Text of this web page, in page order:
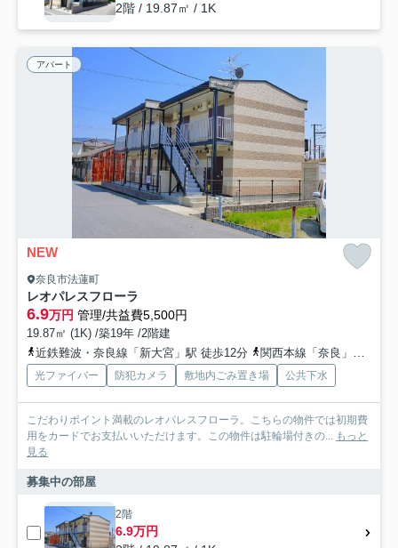
2階 / 19.87㎡ / 1K
アパート
NEW
奈良市法蓮町
レオパレスフローラ
6.9万円 管理/共益費5,500円
19.87㎡ (1K) /築19年 /2階建
近鉄難波・奈良線「新大宮」駅 徒歩12分
関西本線「奈良」駅 徒歩17分
光ファイバー 防犯カメラ 敷地内ごみ置き場 公共下水
こだわりポイント満載のレオパレスフローラ。こちらの物件では初期費
用をカードでお支払いいただけます。この物件は駐輪場付きの... もっと
見る
募集中の部屋
2階
6.9万円